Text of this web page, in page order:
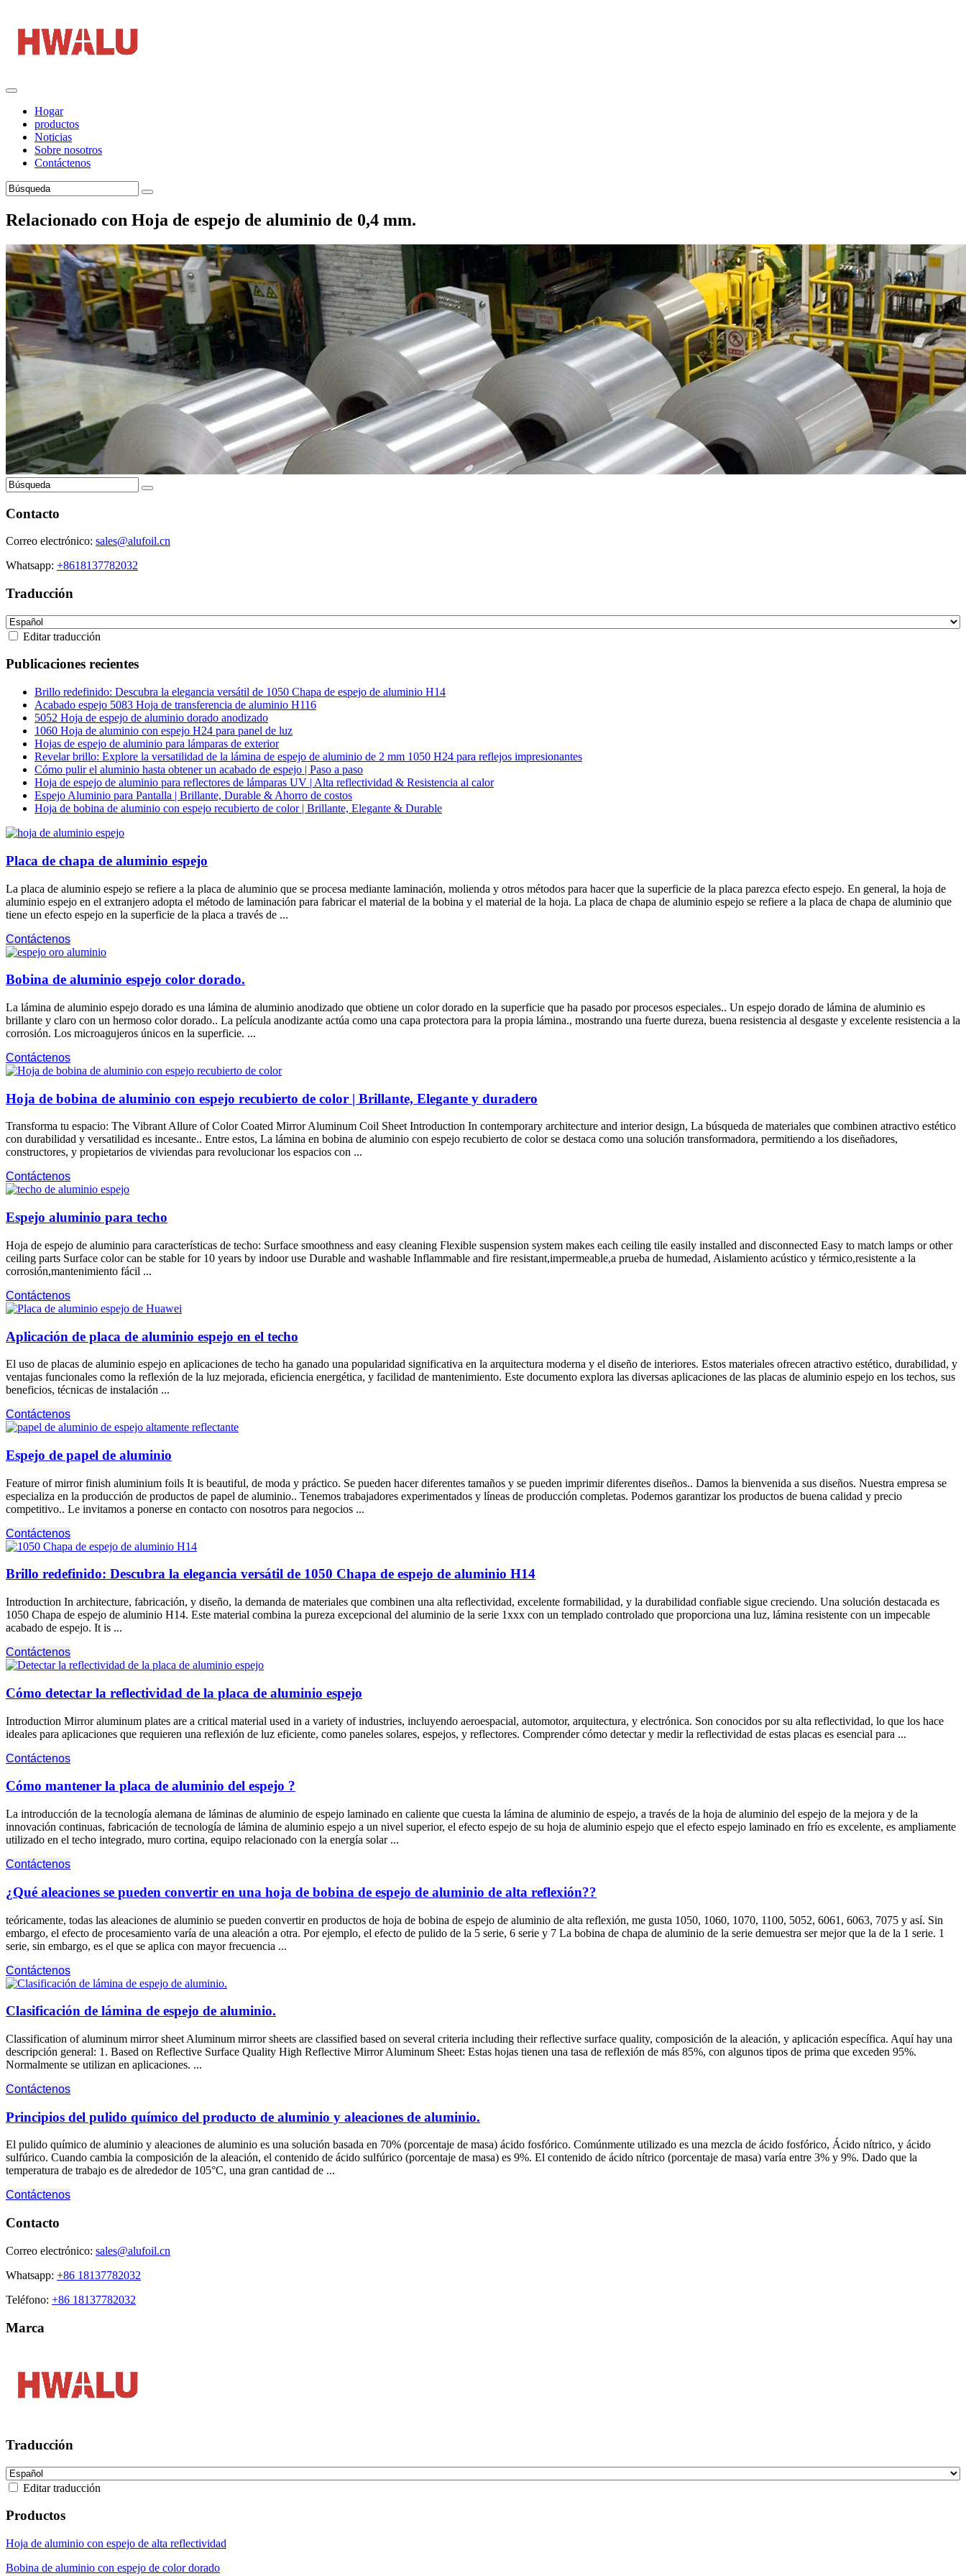
Hogar
productos
Noticias
Sobre nosotros
Contáctenos
Relacionado con Hoja de espejo de aluminio de 0,4 mm.
Contacto
Correo electrónico: sales@alufoil.cn
Whatsapp: +8618137782032
Traducción
Editar traducción
Publicaciones recientes
Brillo redefinido: Descubra la elegancia versátil de 1050 Chapa de espejo de aluminio H14
Acabado espejo 5083 Hoja de transferencia de aluminio H116
5052 Hoja de espejo de aluminio dorado anodizado
1060 Hoja de aluminio con espejo H24 para panel de luz
Hojas de espejo de aluminio para lámparas de exterior
Revelar brillo: Explore la versatilidad de la lámina de espejo de aluminio de 2 mm 1050 H24 para reflejos impresionantes
Cómo pulir el aluminio hasta obtener un acabado de espejo | Paso a paso
Hoja de espejo de aluminio para reflectores de lámparas UV | Alta reflectividad & Resistencia al calor
Espejo Aluminio para Pantalla | Brillante, Durable & Ahorro de costos
Hoja de bobina de aluminio con espejo recubierto de color | Brillante, Elegante & Durable
Placa de chapa de aluminio espejo
La placa de aluminio espejo se refiere a la placa de aluminio que se procesa mediante laminación, molienda y otros métodos para hacer que la superficie de la placa parezca efecto espejo. En general, la hoja de
aluminio espejo en el extranjero adopta el método de laminación para fabricar el material de la bobina y el material de la hoja. La placa de chapa de aluminio espejo se refiere a la placa de chapa de aluminio que
tiene un efecto espejo en la superficie de la placa a través de ...
Contáctenos
Bobina de aluminio espejo color dorado.
La lámina de aluminio espejo dorado es una lámina de aluminio anodizado que obtiene un color dorado en la superficie que ha pasado por procesos especiales.. Un espejo dorado de lámina de aluminio es
brillante y claro con un hermoso color dorado.. La película anodizante actúa como una capa protectora para la propia lámina., mostrando una fuerte dureza, buena resistencia al desgaste y excelente resistencia a la
corrosión. Los microagujeros únicos en la superficie. ...
Contáctenos
Hoja de bobina de aluminio con espejo recubierto de color | Brillante, Elegante y duradero
Transforma tu espacio: The Vibrant Allure of Color Coated Mirror Aluminum Coil Sheet Introduction In contemporary architecture and interior design, La búsqueda de materiales que combinen atractivo estético
con durabilidad y versatilidad es incesante.. Entre estos, La lámina en bobina de aluminio con espejo recubierto de color se destaca como una solución transformadora, permitiendo a los diseñadores,
constructores, y propietarios de viviendas para revolucionar los espacios con ...
Contáctenos
Espejo aluminio para techo
Hoja de espejo de aluminio para características de techo: Surface smoothness and easy cleaning Flexible suspension system makes each ceiling tile easily installed and disconnected Easy to match lamps or other
ceiling parts Surface color can be stable for10 years by indoor use Durable and washable Inflammable and fire resistant,impermeable,a prueba de humedad, Aislamiento acústico y térmico,resistente a la
corrosión,mantenimiento fácil ...
Contáctenos
Aplicación de placa de aluminio espejo en el techo
El uso de placas de aluminio espejo en aplicaciones de techo ha ganado una popularidad significativa en la arquitectura moderna y el diseño de interiores. Estos materiales ofrecen atractivo estético, durabilidad, y
ventajas funcionales como la reflexión de la luz mejorada, eficiencia energética, y facilidad de mantenimiento. Este documento explora las diversas aplicaciones de las placas de aluminio espejo en los techos, sus
beneficios, técnicas de instalación ...
Contáctenos
Espejo de papel de aluminio
Feature of mirror finish aluminium foils It is beautiful, de moda y práctico. Se pueden hacer diferentes tamaños y se pueden imprimir diferentes diseños.. Damos la bienvenida a sus diseños. Nuestra empresa se
especializa en la producción de productos de papel de aluminio.. Tenemos trabajadores experimentados y líneas de producción completas. Podemos garantizar los productos de buena calidad y precio
competitivo.. Le invitamos a ponerse en contacto con nosotros para negocios ...
Contáctenos
Brillo redefinido: Descubra la elegancia versátil de 1050 Chapa de espejo de aluminio H14
Introduction In architecture, fabricación, y diseño, la demanda de materiales que combinen una alta reflectividad, excelente formabilidad, y la durabilidad confiable sigue creciendo. Una solución destacada es
1050 Chapa de espejo de aluminio H14. Este material combina la pureza excepcional del aluminio de la serie 1xxx con un templado controlado que proporciona una luz, lámina resistente con un impecable
acabado de espejo. It is ...
Contáctenos
Cómo detectar la reflectividad de la placa de aluminio espejo
Introduction Mirror aluminum plates are a critical material used in a variety of industries, incluyendo aeroespacial, automotor, arquitectura, y electrónica. Son conocidos por su alta reflectividad, lo que los hace
ideales para aplicaciones que requieren una reflexión de luz eficiente, como paneles solares, espejos, y reflectores. Comprender cómo detectar y medir la reflectividad de estas placas es esencial para ...
Contáctenos
Cómo mantener la placa de aluminio del espejo ?
La introducción de la tecnología alemana de láminas de aluminio de espejo laminado en caliente que cuesta la lámina de aluminio de espejo, a través de la hoja de aluminio del espejo de la mejora y de la
innovación continuas, fabricación de tecnología de lámina de aluminio espejo a un nivel superior, el efecto espejo de su hoja de aluminio espejo que el efecto espejo laminado en frío es excelente, es ampliamente
utilizado en el techo integrado, muro cortina, equipo relacionado con la energía solar ...
Contáctenos
¿Qué aleaciones se pueden convertir en una hoja de bobina de espejo de aluminio de alta reflexión??
teóricamente, todas las aleaciones de aluminio se pueden convertir en productos de hoja de bobina de espejo de aluminio de alta reflexión, me gusta 1050, 1060, 1070, 1100, 5052, 6061, 6063, 7075 y así. Sin
embargo, el efecto de procesamiento varía de una aleación a otra. Por ejemplo, el efecto de pulido de la 5 serie, 6 serie y 7 La bobina de chapa de aluminio de la serie demuestra ser mejor que la de la 1 serie. 1
serie, sin embargo, es el que se aplica con mayor frecuencia ...
Contáctenos
Clasificación de lámina de espejo de aluminio.
Classification of aluminum mirror sheet Aluminum mirror sheets are classified based on several criteria including their reflective surface quality, composición de la aleación, y aplicación específica. Aquí hay una
descripción general: 1. Based on Reflective Surface Quality High Reflective Mirror Aluminum Sheet: Estas hojas tienen una tasa de reflexión de más 85%, con algunos tipos de prima que exceden 95%.
Normalmente se utilizan en aplicaciones. ...
Contáctenos
Principios del pulido químico del producto de aluminio y aleaciones de aluminio.
El pulido químico de aluminio y aleaciones de aluminio es una solución basada en 70% (porcentaje de masa) ácido fosfórico. Comúnmente utilizado es una mezcla de ácido fosfórico, Ácido nítrico, y ácido
sulfúrico. Cuando cambia la composición de la aleación, el contenido de ácido sulfúrico (porcentaje de masa) es 9%. El contenido de ácido nítrico (porcentaje de masa) varía entre 3% y 9%. Dado que la
temperatura de trabajo es de alrededor de 105°C, una gran cantidad de ...
Contáctenos
Contacto
Correo electrónico: sales@alufoil.cn
Whatsapp: +86 18137782032
Teléfono: +86 18137782032
Marca
Traducción
Editar traducción
Productos
Hoja de aluminio con espejo de alta reflectividad
Bobina de aluminio con espejo de color dorado